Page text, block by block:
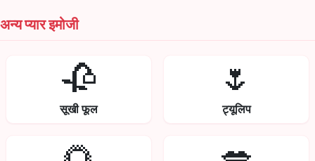
अन्य प्यार इमोजी
🥀
सूखी फूल
🌷
ट्यूलिप